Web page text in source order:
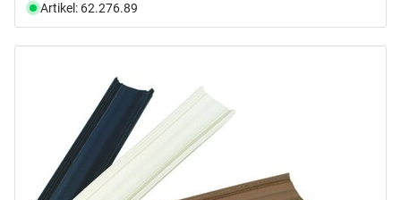
Artikel: 62.276.89